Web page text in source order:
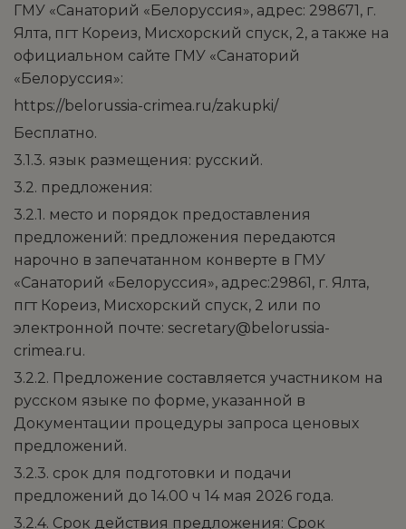
ГМУ «Санаторий «Белоруссия», адрес: 298671, г.
Ялта, пгт Кореиз, Мисхорский спуск, 2, а также на
официальном сайте ГМУ «Санаторий
«Белоруссия»:
https://belorussia-crimea.ru/zakupki/
Бесплатно.
3.1.3. язык размещения: русский.
3.2. предложения:
3.2.1. место и порядок предоставления
предложений: предложения передаются
нарочно в запечатанном конверте в ГМУ
«Санаторий «Белоруссия», адрес:29861, г. Ялта,
пгт Кореиз, Мисхорский спуск, 2 или по
электронной почте: secretary@belorussia-
crimea.ru.
3.2.2. Предложение составляется участником на
русском языке по форме, указанной в
Документации процедуры запроса ценовых
предложений.
3.2.3. срок для подготовки и подачи
предложений до 14.00 ч 14 мая 2026 года.
3.2.4. Срок действия предложения: Срок